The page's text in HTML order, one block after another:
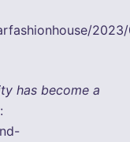
has become a